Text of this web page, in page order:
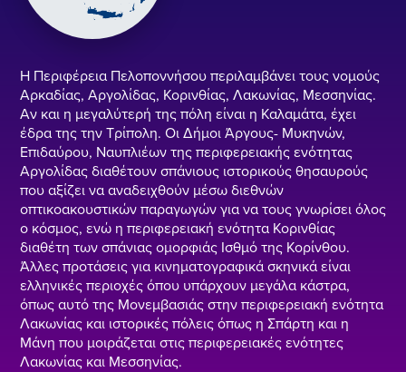
Η Περιφέρεια Πελοποννήσου περιλαμβάνει τους νομούς
Αρκαδίας, Αργολίδας, Κορινθίας, Λακωνίας, Μεσσηνίας.
Αν και η μεγαλύτερή της πόλη είναι η Καλαμάτα, έχει
έδρα της την Τρίπολη. Οι Δήμοι Άργους- Μυκηνών,
Επιδαύρου, Ναυπλιέων της περιφερειακής ενότητας
Αργολίδας διαθέτουν σπάνιους ιστορικούς θησαυρούς
που αξίζει να αναδειχθούν μέσω διεθνών
οπτικοακουστικών παραγωγών για να τους γνωρίσει όλος
ο κόσμος, ενώ η περιφερειακή ενότητα Κορινθίας
διαθέτη των σπάνιας ομορφιάς Ισθμό της Κορίνθου.
Άλλες προτάσεις για κινηματογραφικά σκηνικά είναι
ελληνικές περιοχές όπου υπάρχουν μεγάλα κάστρα,
όπως αυτό της Μονεμβασιάς στην περιφερειακή ενότητα
Λακωνίας και ιστορικές πόλεις όπως η Σπάρτη και η
Μάνη που μοιράζεται στις περιφερειακές ενότητες
Λακωνίας και Μεσσηνίας.